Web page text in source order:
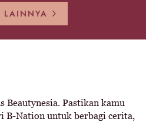
LAINNYA
Beautynesia. Pastikan kamu
B-Nation untuk berbagi cerita,